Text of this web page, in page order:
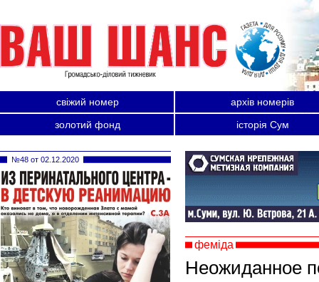
свіжий номер
архів номерів
золотий фонд
історія Сум
феміда
Неожиданное
№48 от 02.12.2020